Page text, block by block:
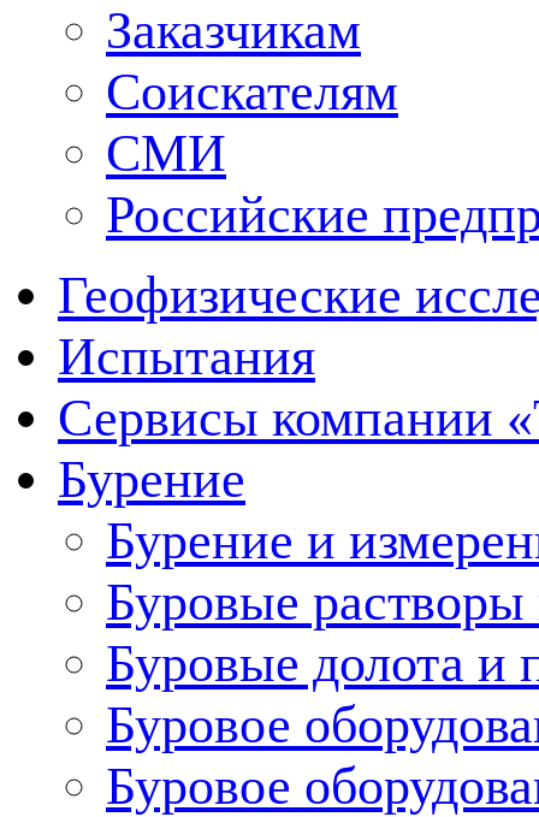
Заказчикам
Соискателям
СМИ
Российские
Геофизические
Испытания
Сервисы компании
Бурение
Бурение и
Буровые
Буровые долота и
Буровое
Буровое